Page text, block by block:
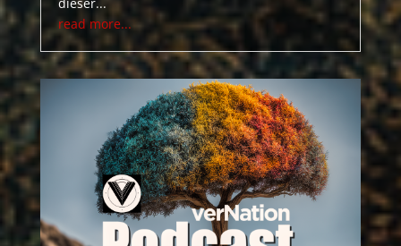
read more...